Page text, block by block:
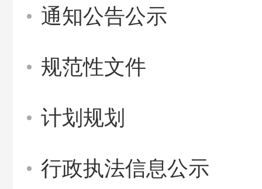
通知公告公示
规范性文件
计划规划
行政执法信息公示